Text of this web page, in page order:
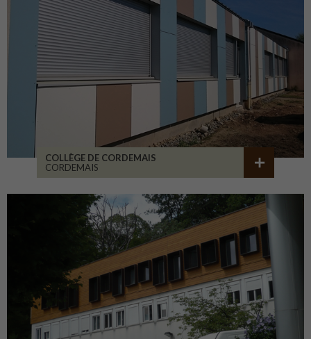
COLLÈGE DE CORDEMAIS
CORDEMAIS